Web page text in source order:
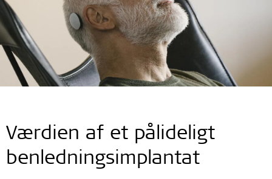
Værdien af et pålideligt
benledningsimplantat